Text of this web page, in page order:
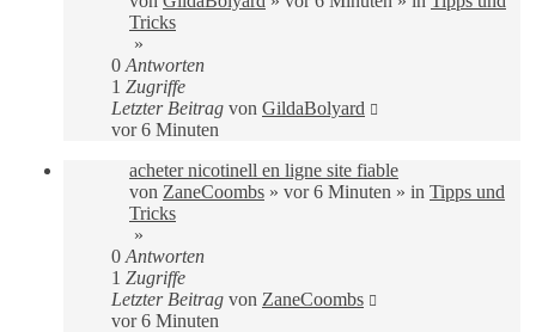
Tricks
»
0 Antworten
1 Zugriffe
Letzter Beitrag von GildaBolyard
vor 6 Minuten
acheter nicotinell en ligne site fiable
von ZaneCoombs » vor 6 Minuten » in Tipps und
Tricks
»
0 Antworten
1 Zugriffe
Letzter Beitrag von ZaneCoombs
vor 6 Minuten